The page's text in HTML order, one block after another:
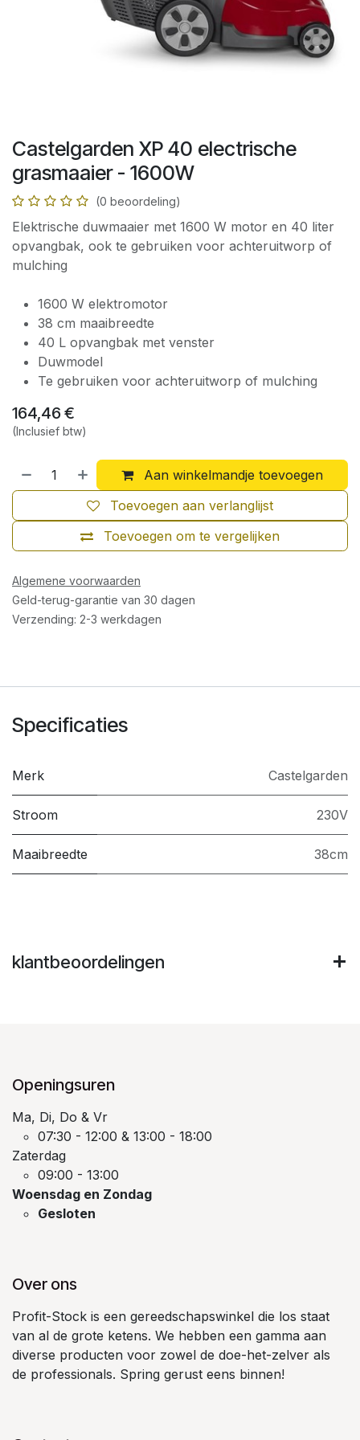
Castelgarden XP 40 electrische
grasmaaier - 1600W
(0 beoordeling)
Elektrische duwmaaier met 1600 W motor en 40 liter
opvangbak, ook te gebruiken voor achteruitworp of
mulching
1600 W elektromotor
38 cm maaibreedte
40 L opvangbak met venster
Duwmodel
Te gebruiken voor achteruitworp of mulching
164,46 €
(Inclusief btw)
Aan winkelmandje toevoegen
Toevoegen om te vergelijken
Toevoegen aan verlanglijst
Algemene voorwaarden
Geld-terug-garantie van 30 dagen
Verzending: 2-3 werkdagen
Specificaties
Merk Castelgarden
Stroom 230V
Maaibreedte 38cm
klantbeoordelingen
Openingsuren
Ma, Di, Do & Vr
07:30 - 12:00 & 13:00 - 18:00
Zaterdag
09:00 - 13:00
Woensdag en Zondag
Gesloten
Over ons
Profit-Stock is een gereedschapswinkel die los staat
van al de grote ketens. We hebben een gamma aan
diverse producten voor zowel de doe-het-zelver als
de professionals. Spring gerust eens binnen!